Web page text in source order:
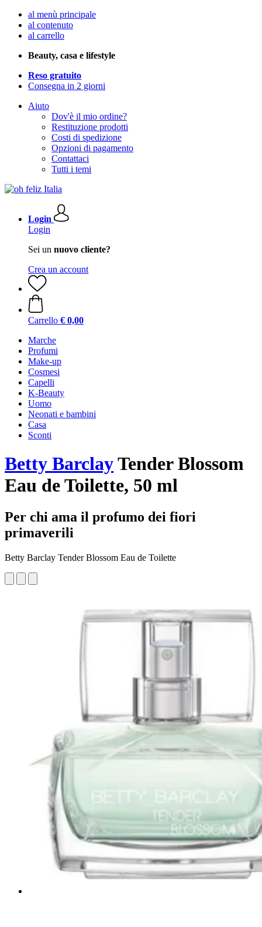
al menù principale
al contenuto
al carrello
Beauty, casa e lifestyle
Reso gratuito
Consegna in 2 giorni
Aiuto
Dov'è il mio ordine?
Restituzione prodotti
Costi di spedizione
Opzioni di pagamento
Contattaci
Tutti i temi
Login
Login
Sei un nuovo cliente?
Crea un account
Carrello € 0,00
Marche
Profumi
Make-up
Cosmesi
Capelli
K-Beauty
Uomo
Neonati e bambini
Casa
Sconti
Betty BarclayTender Blossom
Eau de Toilette, 50 ml
Per chi ama il profumo dei fiori
primaverili
Betty Barclay Tender Blossom Eau de Toilette